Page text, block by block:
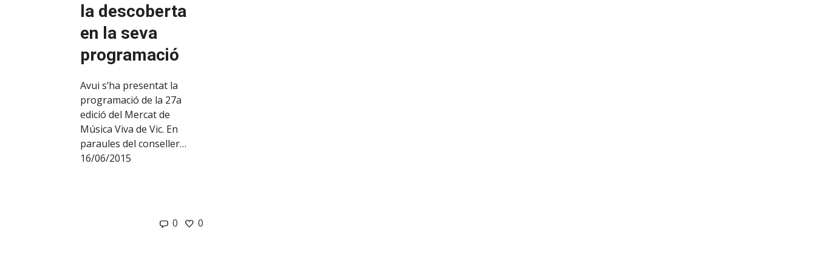
la descoberta
en la seva
programació
Avui s’ha presentat la
programació de la 27a
edició del Mercat de
Música Viva de Vic. En
paraules del conseller…
16/06/2015
0 0